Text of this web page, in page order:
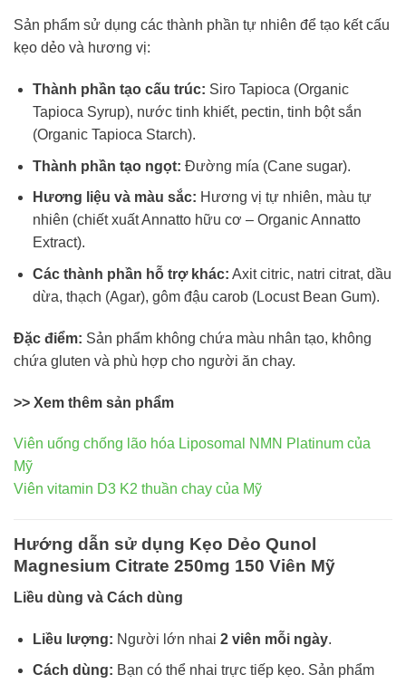
Sản phẩm sử dụng các thành phần tự nhiên để tạo kết cấu
kẹo dẻo và hương vị:
Thành phần tạo cấu trúc: Siro Tapioca (Organic
Tapioca Syrup), nước tinh khiết, pectin, tinh bột sắn
(Organic Tapioca Starch).
Thành phần tạo ngọt: Đường mía (Cane sugar).
Hương liệu và màu sắc: Hương vị tự nhiên, màu tự
nhiên (chiết xuất Annatto hữu cơ – Organic Annatto
Extract).
Các thành phần hỗ trợ khác: Axit citric, natri citrat, dầu
dừa, thạch (Agar), gôm đậu carob (Locust Bean Gum).
Đặc điểm: Sản phẩm không chứa màu nhân tạo, không
chứa gluten và phù hợp cho người ăn chay.
>> Xem thêm sản phẩm
Viên uống chống lão hóa Liposomal NMN Platinum của
Mỹ
Viên vitamin D3 K2 thuần chay của Mỹ
Hướng dẫn sử dụng Kẹo Dẻo Qunol
Magnesium Citrate 250mg 150 Viên Mỹ
Liều dùng và Cách dùng
Liều lượng: Người lớn nhai 2 viên mỗi ngày.
Cách dùng: Bạn có thể nhai trực tiếp kẹo. Sản phẩm